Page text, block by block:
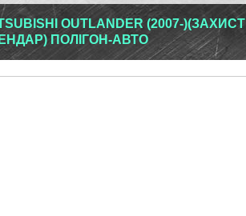
OUTLANDER (2007-)(ЗАХИСТ
ПОЛІГОН-АВТО